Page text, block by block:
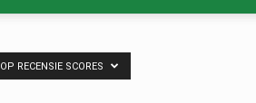
OP RECENSIE SCORES